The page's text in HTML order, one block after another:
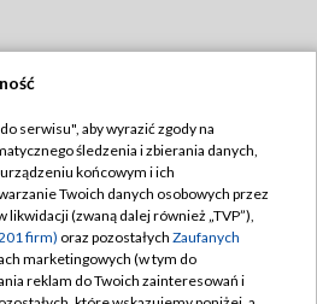
TVP
TVP
prywatności
Moje zgody
serwisu", aby wyrazić zgody na
śledzenia i zbierania danych,
końcowym i ich
Twoich danych osobowych przez
likwidacji (zwaną dalej również „TVP”),
firm) oraz pozostałych Zaufanych
marketingowych (w tym do
reklam do Twoich zainteresowań i